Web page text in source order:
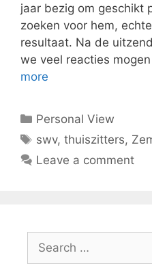
jaar bezig om geschikt
zoeken voor hem,
resultaat. Na de
we veel reacties
more
Categories
Personal View
Tags
swv,thuiszitters,
Leave a comment
for: